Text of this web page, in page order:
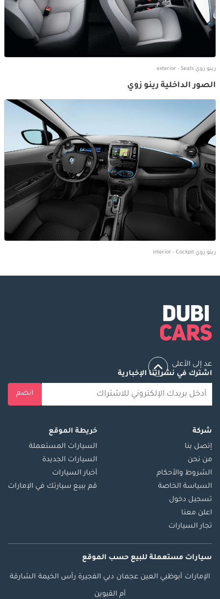
رينو زوي exterior - Seats
الصور الداخلية رينو زوي
رينو زوي interior - Cockpit
عد إلى الأعلى
اشترك في نشراتنا الإخبارية
انضم
شركة
إتصل بنا
من نحن
الشروط والأحكام
السياسة الخاصة
تسجيل دخول
اعلن معنا
تجار السيارات
خريطة الموقع
السيارات المستعملة
السيارات الجديدة
أخبار السيارات
قم ببيع سيارتك في الإمارات
سيارات مستعملة للبيع حسب الموقع
الإمارات أبوظبي العين عجمان دبي الفجيرة رأس الخيمة الشارقة
أم القيوين